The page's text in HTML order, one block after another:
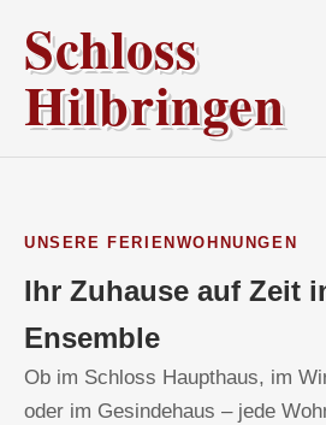
Schloss
Hilbringen
UNSERE FERIENWOHNUNGEN
Ihr Zuhause auf Zeit
Ensemble
Ob im Schloss Haupthaus, im
oder im Gesindehaus – jede